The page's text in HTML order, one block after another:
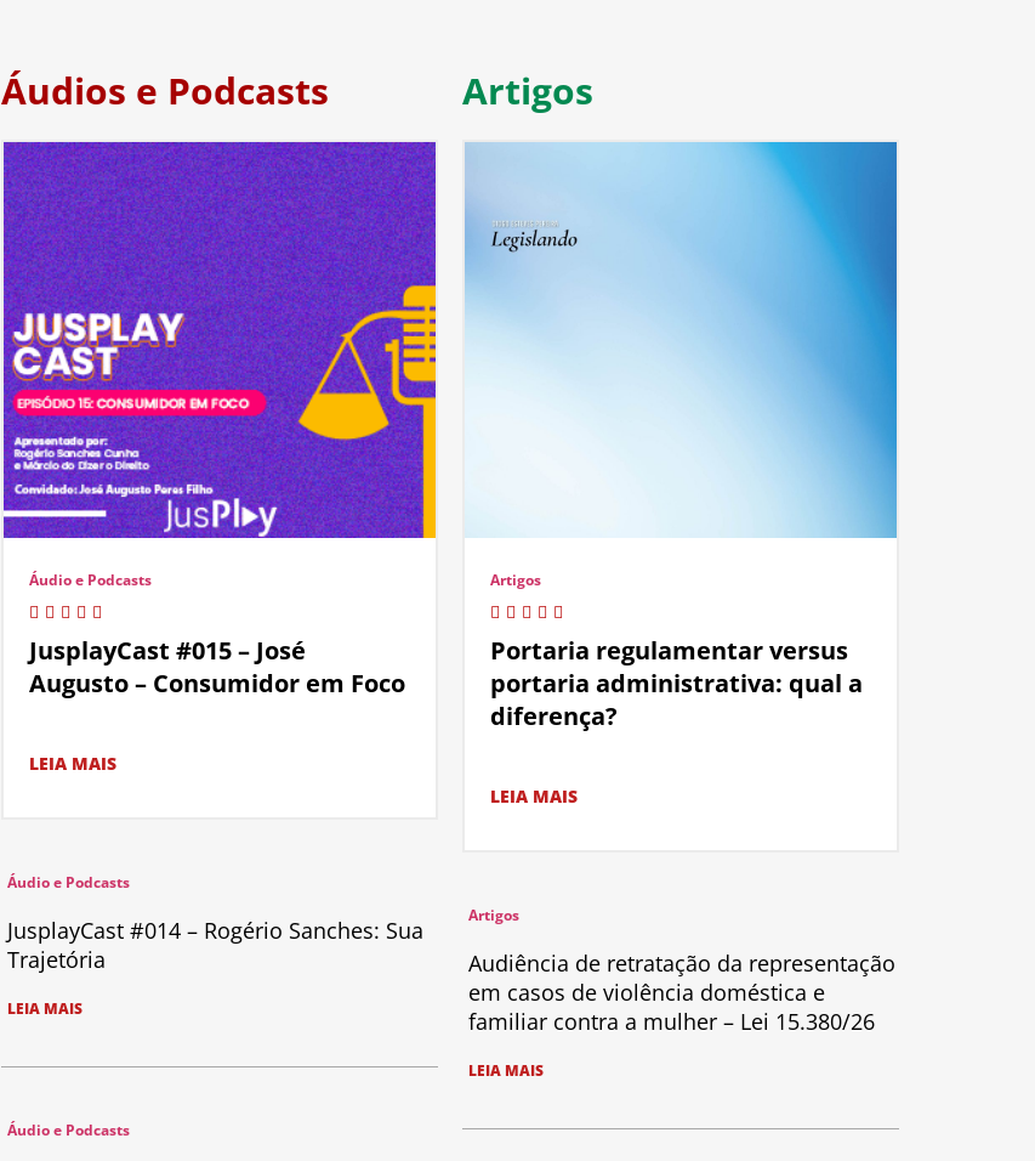
Áudios e Podcasts
Áudio e Podcasts
JusplayCast #015 – José
Augusto – Consumidor em Foco
LEIA MAIS
Áudio e Podcasts
JusplayCast #014 – Rogério Sanches: Sua
Trajetória
LEIA MAIS
Áudio e Podcasts
Artigos
Artigos
Portaria regulamentar versus
portaria administrativa: qual a
diferença?
LEIA MAIS
Artigos
Audiência de retratação da representação
em casos de violência doméstica e
familiar contra a mulher – Lei 15.380/26
LEIA MAIS